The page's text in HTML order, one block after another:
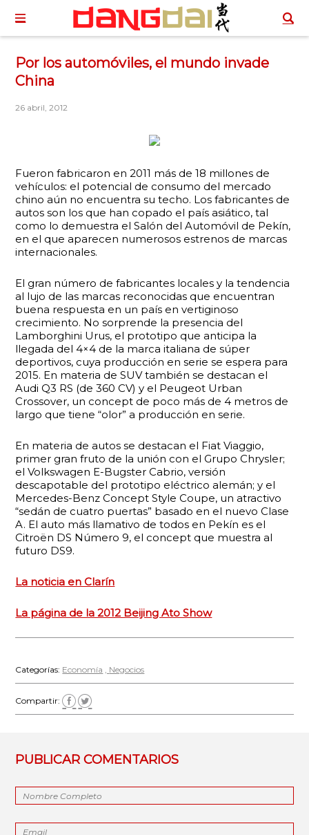
Por los automóviles, el mundo invade
China
26 abril, 2012
Fueronfabricaron en 2011 más de 18 millones de
vehículos: el potencial de consumo del mercado
chino aún no encuentra su techo. Los fabricantes de
autos son los que han copado el país asiático, tal
como lo demuestra el Salón del Automóvil de Pekín,
en el que aparecen numerosos estrenos de marcas
internacionales.
El gran número de fabricantes locales y la tendencia
al lujo de las marcas reconocidas que encuentran
buena respuesta en un país en vertiginoso
crecimiento. No sorprende la presencia del
Lamborghini Urus, el prototipo que anticipa la
llegada del 4×4 de la marca italiana de súper
deportivos, cuya producción en serie se espera para
2015. En materia de SUV también se destacan el
Audi Q3 RS (de 360 CV) y el Peugeot Urban
Crossover, un concept de poco más de 4 metros de
largo que tiene “olor” a producción en serie.
En materia de autos se destacan el Fiat Viaggio,
primer gran fruto de la unión con el Grupo Chrysler;
el Volkswagen E-Bugster Cabrio, versión
descapotable del prototipo eléctrico alemán; y el
Mercedes-Benz Concept Style Coupe, un atractivo
“sedán de cuatro puertas” basado en el nuevo Clase
A. El auto más llamativo de todos en Pekín es el
Citroën DS Número 9, el concept que muestra al
futuro DS9.
La noticia en Clarín
La página de la 2012 Beijing Ato Show
Categorías: Economía Negocios
Compartir:
PUBLICAR COMENTARIOS